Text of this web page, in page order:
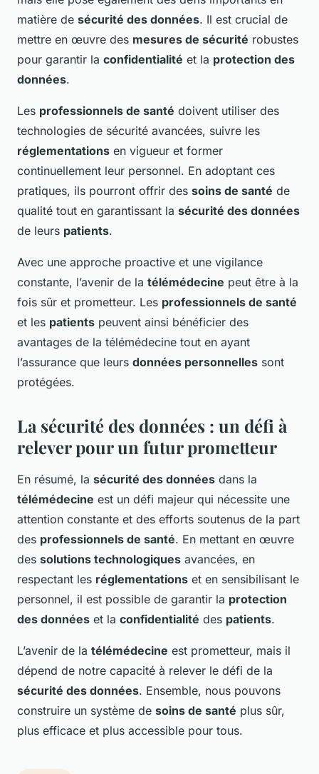
matière de sécurité des données. Il est crucial de
mettre en œuvre des mesures de sécurité robustes
pour garantir la confidentialité et la protection des
données.
Les professionnels de santé doivent utiliser des
technologies de sécurité avancées, suivre les
réglementations en vigueur et former
continuellement leur personnel. En adoptant ces
pratiques, ils pourront offrir des soins de santé de
qualité tout en garantissant la sécurité des données
de leurs patients.
Avec une approche proactive et une vigilance
constante, l’avenir de la télémédecine peut être à la
fois sûr et prometteur. Les professionnels de santé
et les patients peuvent ainsi bénéficier des
avantages de la télémédecine tout en ayant
l’assurance que leurs données personnelles sont
protégées.
La sécurité des données : un défi à
relever pour un futur prometteur
En résumé, la sécurité des données dans la
télémédecine est un défi majeur qui nécessite une
attention constante et des efforts soutenus de la part
des professionnels de santé. En mettant en œuvre
des solutions technologiques avancées, en
respectant les réglementations et en sensibilisant le
personnel, il est possible de garantir la protection
des données et la confidentialité des patients.
L’avenir de la télémédecine est prometteur, mais il
dépend de notre capacité à relever le défi de la
sécurité des données. Ensemble, nous pouvons
construire un système de soins de santé plus sûr,
plus efficace et plus accessible pour tous.